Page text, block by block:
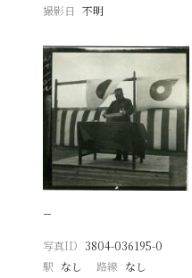
撮影日
不明
−
写真ID 3804-036195-0
駅 なし 路線 なし